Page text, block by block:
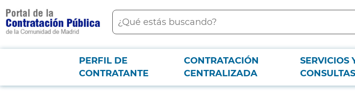
contenido
principal
Buscar
Menú PCONPERFIL DE
CONTRATANTE
CONTRATACIÓN
CENTRALIZADA
SERVICIOS
CONSULTAS
INFORME 8/2022, DE 24 DE JUNIO, SOBRE EL PROYECTO DE ORDEN DE LA CONSEJERÍA DE
INFORMES PRECEPTIVOS DE LA COMISIÓN DE EVALUACIÓN FINANCIERA DE LA COMUNIDAD DE MADRID.